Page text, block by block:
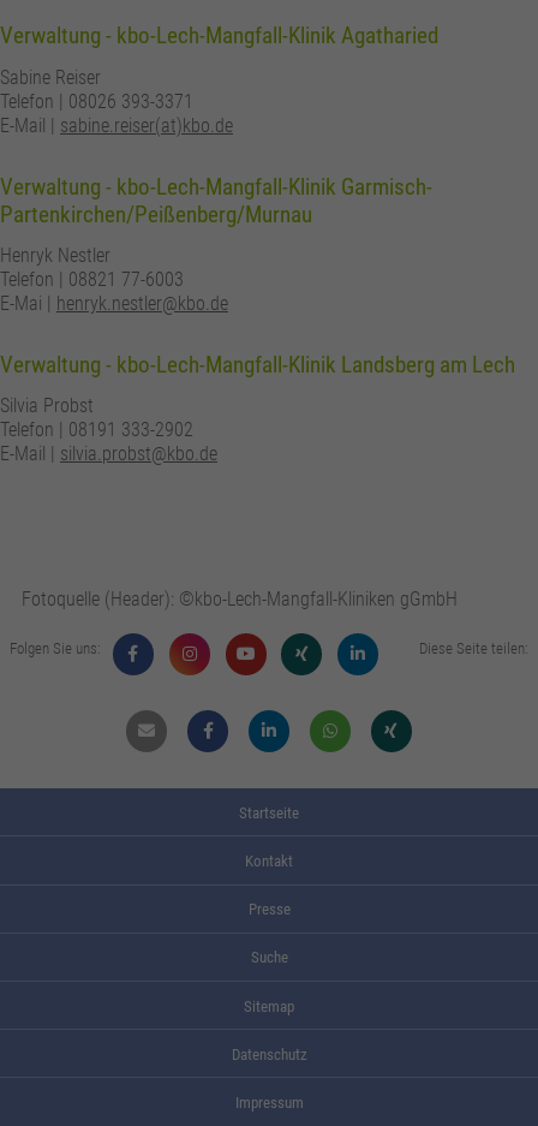
Verwaltung - kbo-Lech-Mangfall-Klinik Agatharied
Sabine Reiser
Telefon | 08026 393-3371
E-Mail | sabine.reiser(at)kbo.de
Verwaltung - kbo-Lech-Mangfall-Klinik Garmisch-
Partenkirchen/Peißenberg/Murnau
Henryk Nestler
Telefon | 08821 77-6003
E-Mai | henryk.nestler@kbo.de
Verwaltung - kbo-Lech-Mangfall-Klinik Landsberg am Lech
Silvia Probst
Telefon | 08191 333-2902
E-Mail | silvia.probst@kbo.de
Fotoquelle (Header): ©kbo-Lech-Mangfall-Kliniken gGmbH
Folgen Sie uns: Diese Seite teilen:
Mail FacebookLinkdin WhatsappXing
Startseite
Kontakt
Presse
Suche
Sitemap
Datenschutz
Impressum